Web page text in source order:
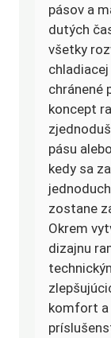
pásov a
dutých
všetky
chladiacej
chránené
koncept
pásu
kedy sa
zostane
Okrem
dizajnu
komfort